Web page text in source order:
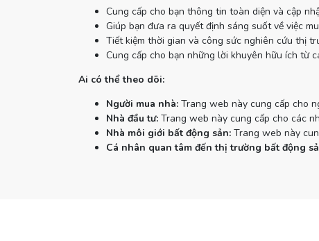
Cung cấp cho bạn thông tin toàn diện và cập
Giúp bạn đưa ra quyết định sáng suốt về việc
Tiết kiệm thời gian và công sức nghiên cứu thị
Cung cấp cho bạn những lời khuyên hữu ích từ
Ai có thể theo dõi:
Người mua nhà:Trang web này cung cấp cho
Nhà đầu tư:Trang web này cung cấp cho các
Nhà môi giới bất động sản:Trang web này
Cá nhân quan tâm đến thị trường bất động